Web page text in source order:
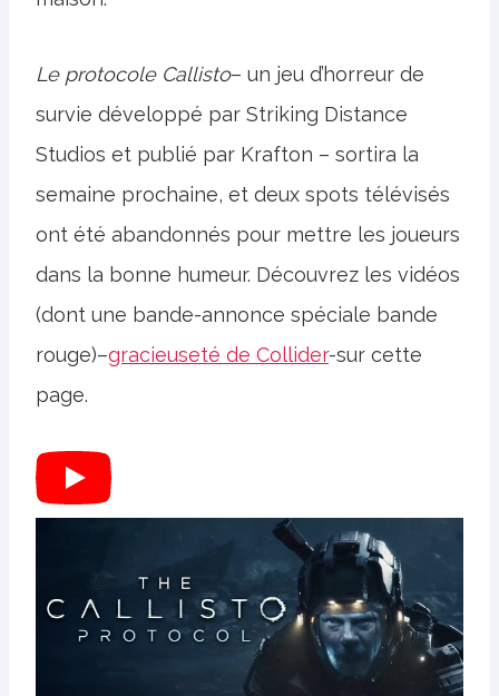
Le protocole Callisto– un jeu d’horreur de
survie développé par Striking Distance
Studios et publié par Krafton – sortira la
semaine prochaine, et deux spots télévisés
ont été abandonnés pour mettre les joueurs
dans la bonne humeur. Découvrez les vidéos
(dont une bande-annonce spéciale bande
rouge)–gracieuseté de Collider-sur cette
page.